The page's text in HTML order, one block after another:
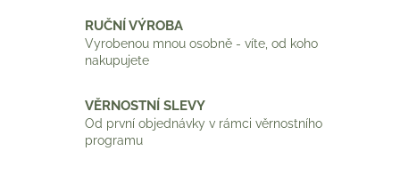
RUČNÍ VÝROBA
Vyrobenou mnou osobně - víte, od koho
nakupujete
VĚRNOSTNÍ SLEVY
Od první objednávky v rámci věrnostního
programu